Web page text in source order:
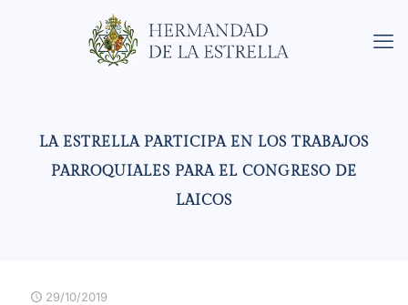
LA ESTRELLA PARTICIPA EN LOS TRABAJOS
PARROQUIALES PARA EL CONGRESO DE
LAICOS
29/10/2019